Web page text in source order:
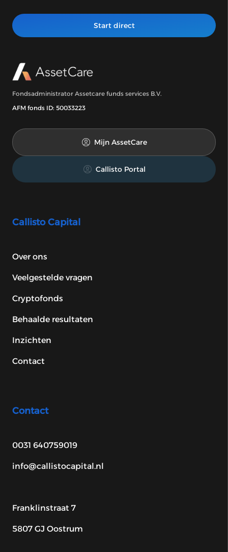
Start direct
Fondsadministrator Assetcare funds services B.V.
AFM fonds ID: 50033223
Mijn AssetCare
Callisto Portal
Callisto Capital
Over ons
Veelgestelde vragen
Cryptofonds
Behaalde resultaten
Inzichten
Contact
Contact
0031 640759019
info@callistocapital.nl
Franklinstraat 7
5807 GJ Oostrum